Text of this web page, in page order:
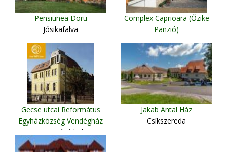
Pensiunea Doru
Jósikafalva
Complex Caprioara (Őzike
Panzió)
Nagybánya
Gecse utcai Református
Egyházközség Vendégház
Marosvásárhely
Jakab Antal Ház
Csíkszereda